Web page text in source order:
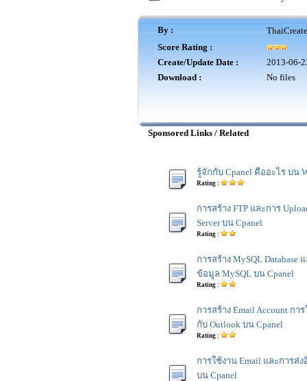
By :
Score Rating :
Create/Update Date :
2013-06-
Download :
No files
Sponsored Links / Related
รู้จักกับ Cpanel คืออะไร บน
Rating :
การสร้าง FTP และการ
Server บน Cpanel
Rating :
การสร้าง MySQL Database
ข้อมูล MySQL บน Cpanel
Rating :
การสร้าง Email Account กา
กับ Outlook บน Cpanel
Rating :
การใช้งาน Email และการส่ง
บน Cpanel